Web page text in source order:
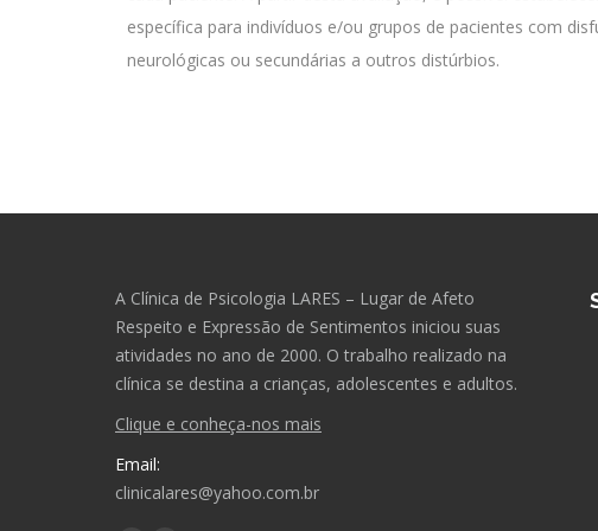
específica para indivíduos e/ou grupos de pacientes com
neurológicas ou secundárias a outros distúrbios.
A Clínica de Psicologia LARES – Lugar de Afeto
Respeito e Expressão de Sentimentos iniciou suas
atividades no ano de 2000. O trabalho realizado na
clínica se destina a crianças, adolescentes e adultos.
Clique e conheça-nos mais
Email:
clinicalares@yahoo.com.br